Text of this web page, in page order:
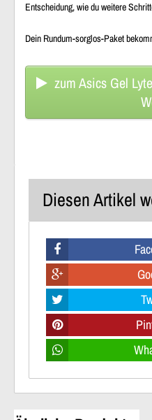
Entscheidung, wie du weitere
Dein Rundum-sorglos-Paket
zum Asics Gel
Diesen Artikel